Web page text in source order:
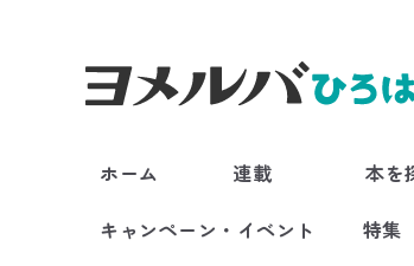
ホーム 連載
本を
キャンペーン・イベント
特集